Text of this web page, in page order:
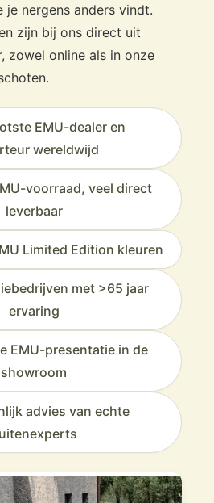
je nergens anders vindt.
zijn bij ons direct uit
zowel online als in onze
EMU-dealer en
wereldwijd
voorraad, veel direct
leverbaar
Limited Edition kleuren
met >65 jaar
ervaring
EMU-presentatie in de
showroom
advies van echte